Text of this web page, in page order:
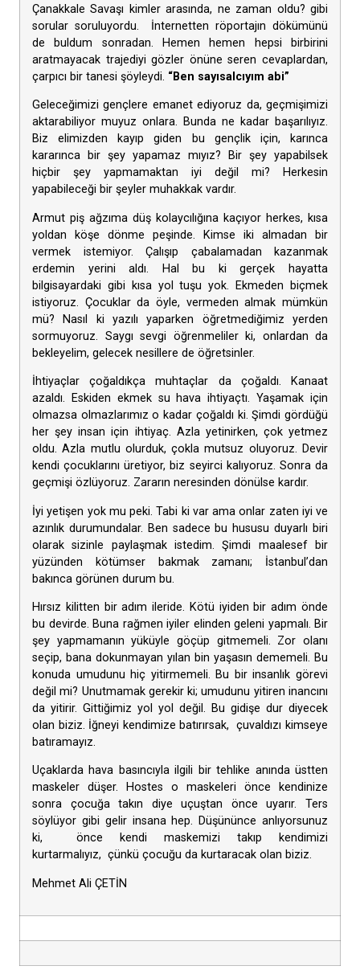
Çanakkale Savaşı kimler arasında, ne zaman oldu? gibi
sorular soruluyordu. İnternetten röportajın dökümünü
de buldum sonradan. Hemen hemen hepsi birbirini
aratmayacak trajediyi gözler önüne seren cevaplardan,
çarpıcı bir tanesi şöyleydi. “Ben sayısalcıyım abi”
Geleceğimizi gençlere emanet ediyoruz da, geçmişimizi
aktarabiliyor muyuz onlara. Bunda ne kadar başarılıyız.
Biz elimizden kayıp giden bu gençlik için, karınca
kararınca bir şey yapamaz mıyız? Bir şey yapabilsek
hiçbir şey yapmamaktan iyi değil mi? Herkesin
yapabileceği bir şeyler muhakkak vardır.
Armut piş ağzıma düş kolaycılığına kaçıyor herkes, kısa
yoldan köşe dönme peşinde. Kimse iki almadan bir
vermek istemiyor. Çalışıp çabalamadan kazanmak
erdemin yerini aldı. Hal bu ki gerçek hayatta
bilgisayardaki gibi kısa yol tuşu yok. Ekmeden biçmek
istiyoruz. Çocuklar da öyle, vermeden almak mümkün
mü? Nasıl ki yazılı yaparken öğretmediğimiz yerden
sormuyoruz. Saygı sevgi öğrenmeliler ki, onlardan da
bekleyelim, gelecek nesillere de öğretsinler.
İhtiyaçlar çoğaldıkça muhtaçlar da çoğaldı. Kanaat
azaldı. Eskiden ekmek su hava ihtiyaçtı. Yaşamak için
olmazsa olmazlarımız o kadar çoğaldı ki. Şimdi gördüğü
her şey insan için ihtiyaç. Azla yetinirken, çok yetmez
oldu. Azla mutlu olurduk, çokla mutsuz oluyoruz. Devir
kendi çocuklarını üretiyor, biz seyirci kalıyoruz. Sonra da
geçmişi özlüyoruz. Zararın neresinden dönülse kardır.
İyi yetişen yok mu peki. Tabi ki var ama onlar zaten iyi ve
azınlık durumundalar. Ben sadece bu hususu duyarlı biri
olarak sizinle paylaşmak istedim. Şimdi maalesef bir
yüzünden kötümser bakmak zamanı; İstanbul’dan
bakınca görünen durum bu.
Hırsız kilitten bir adım ileride. Kötü iyiden bir adım önde
bu devirde. Buna rağmen iyiler elinden geleni yapmalı. Bir
şey yapmamanın yüküyle göçüp gitmemeli. Zor olanı
seçip, bana dokunmayan yılan bin yaşasın dememeli. Bu
konuda umudunu hiç yitirmemeli. Bu bir insanlık görevi
değil mi? Unutmamak gerekir ki; umudunu yitiren inancını
da yitirir. Gittiğimiz yol yol değil. Bu gidişe dur diyecek
olan biziz. İğneyi kendimize batırırsak, çuvaldızı kimseye
batıramayız.
Uçaklarda hava basıncıyla ilgili bir tehlike anında üstten
maskeler düşer. Hostes o maskeleri önce kendinize
sonra çocuğa takın diye uçuştan önce uyarır. Ters
söylüyor gibi gelir insana hep. Düşününce anlıyorsunuz
ki, önce kendi maskemizi takıp kendimizi
kurtarmalıyız, çünkü çocuğu da kurtaracak olan biziz.
Mehmet Ali ÇETİN